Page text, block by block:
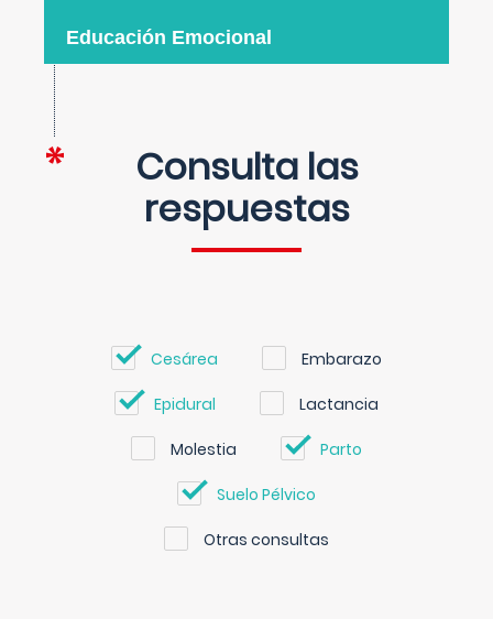
Educación Emocional
Consulta las
respuestas
Cesárea Embarazo
Epidural Lactancia
Molestia Parto
Suelo Pélvico
Otras consultas